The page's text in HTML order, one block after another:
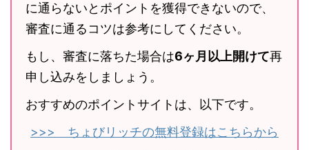
に通らないとポイントを獲得できないので、
審査に通るコツは参考にしてください。
もし、審査に落ちた場合は6ヶ月以上開けて再
申し込みをしましょう。
おすすめのポイントサイトは、以下です。
>>> ちょびリッチの無料登録はこちらから